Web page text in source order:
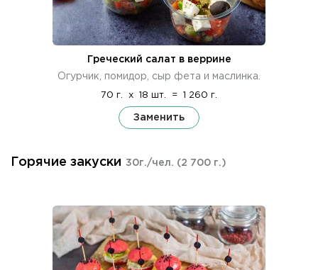
Греческий салат в веррине
Огурчик, помидор, сыр фета и маслинка.
70 г. x 18 шт. = 1 260 г.
Заменить
Горячие закуски 30г./чел. (2 700 г.)